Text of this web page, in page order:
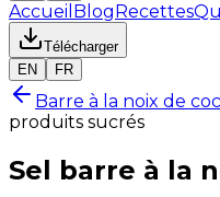
Accueil BlogRecettes
Télécharger
EN
FR
Barre à la noix de
produits sucrés
Sel barre à la